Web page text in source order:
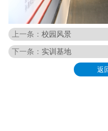
上一条： 校园风景
下一条： 实训基地
返